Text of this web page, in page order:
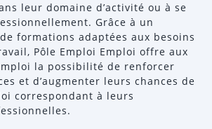
leur domaine d’activité ou à se
Grâce à un
formations adaptées aux besoins
Pôle Emploi Emploi offre aux
la possibilité de renforcer
et d’augmenter leurs chances de
correspondant à leurs